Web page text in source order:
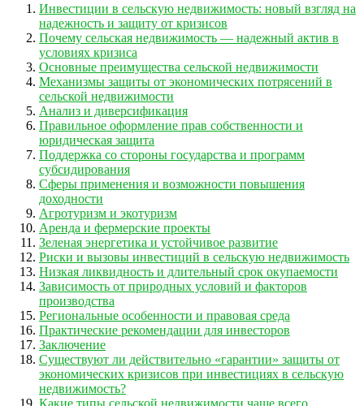
Инвестиции в сельскую недвижимость: новый взгляд на
надежность и защиту от кризисов
Почему сельская недвижимость — надежный актив в
условиях кризиса
Основные преимущества сельской недвижимости
Механизмы защиты от экономических потрясений в
сельской недвижимости
Анализ и диверсификация
Правильное оформление прав собственности и
юридическая защита
Поддержка со стороны государства и программ
субсидирования
Сферы применения и возможности повышения
доходности
Агротуризм и экотуризм
Аренда и фермерские проекты
Зеленая энергетика и устойчивое развитие
Риски и вызовы инвестиций в сельскую недвижимость
Низкая ликвидность и длительный срок окупаемости
Зависимость от природных условий и факторов
производства
Региональные особенности и правовая среда
Практические рекомендации для инвесторов
Заключение
Существуют ли действительно «гарантии» защиты от
экономических кризисов при инвестициях в сельскую
недвижимость?
Какие типы сельской недвижимости чаще всего